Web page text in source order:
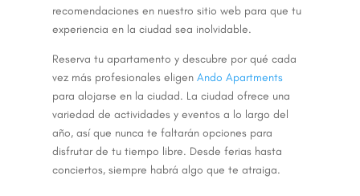
recomendaciones en nuestro sitio web para que tu
experiencia en la ciudad sea inolvidable.
Reserva tu apartamento y descubre por qué cada
vez más profesionales eligen Ando Apartments
para alojarse en la ciudad. La ciudad ofrece una
variedad de actividades y eventos a lo largo del
año, así que nunca te faltarán opciones para
disfrutar de tu tiempo libre. Desde ferias hasta
conciertos, siempre habrá algo que te atraiga.